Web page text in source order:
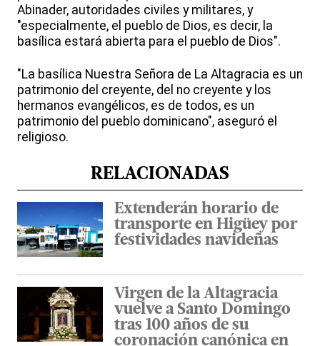
Abinader, autoridades civiles y militares, y
"especialmente, el pueblo de Dios, es decir, la
basílica estará abierta para el pueblo de Dios".
"La basílica Nuestra Señora de La Altagracia es un
patrimonio del creyente, del no creyente y los
hermanos evangélicos, es de todos, es un
patrimonio del pueblo dominicano", aseguró el
religioso.
RELACIONADAS
Extenderán horario de
transporte en Higüey por
festividades navideñas
Virgen de la Altagracia
vuelve a Santo Domingo
tras 100 años de su
coronación canónica en